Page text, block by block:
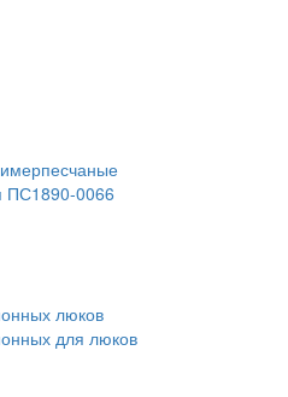
ПС1890-0066
люков
для люков